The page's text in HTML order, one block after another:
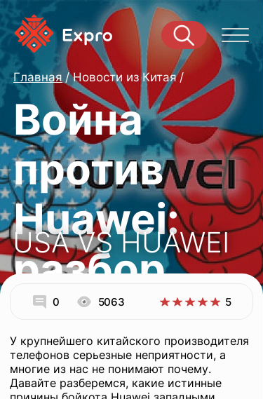
USA VS HUAWEI
Главная Новости из Китая
Война
против
Huawei:
разбор
полетов
0 5063 5
У крупнейшего китайского производителя
телефонов серьезные неприятности, а
многие из нас не понимают почему.
Давайте разберемся, какие истинные